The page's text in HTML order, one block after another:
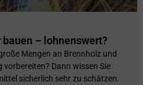
– lohnenswert?
Mengen an Brennholz und
Dann wissen Sie
sicherlich sehr zu schätzen.